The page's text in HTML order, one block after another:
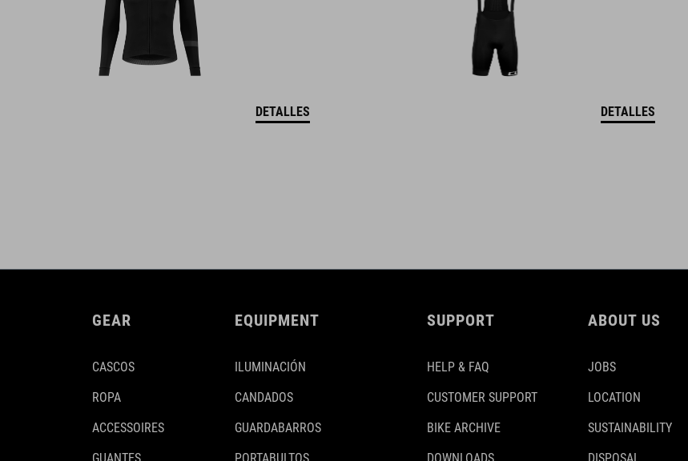
DETALLES DETALLES
GEAR
CASCOS
ROPA
ACCESSOIRES
EQUIPMENT
ILUMINACIÓN
CANDADOS
GUARDABARROS
SUPPORT
HELP & FAQ
CUSTOMER SUPPORT
BIKE ARCHIVE
ABOUT US
JOBS
LOCATION
SUSTAINABILITY